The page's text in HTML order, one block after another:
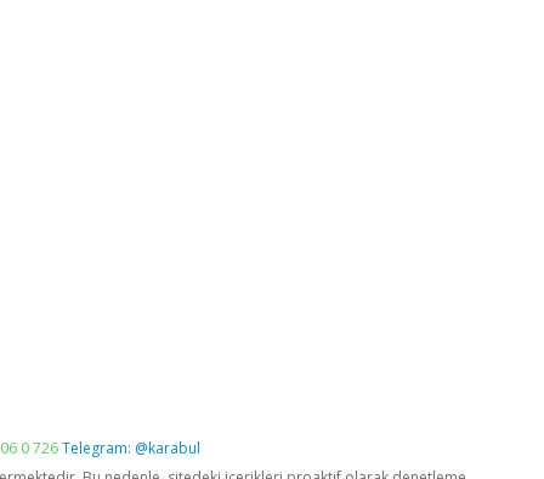
0 726Telegram: @karabul